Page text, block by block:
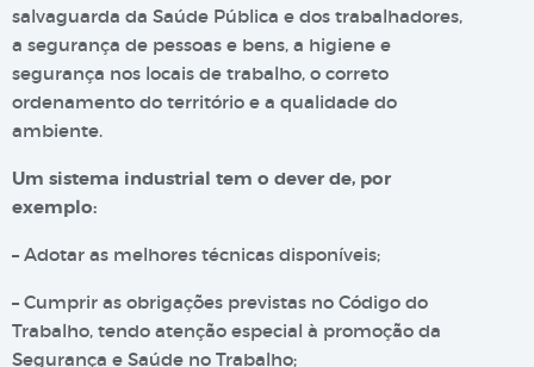
salvaguarda da Saúde Pública e dos trabalhadores,
a segurança de pessoas e bens, a higiene e
segurança nos locais de trabalho, o correto
ordenamento do território e a qualidade do
ambiente.
Um sistema industrial tem o dever de, por
exemplo:
– Adotar as melhores técnicas disponíveis;
– Cumprir as obrigações previstas no Código do
Trabalho, tendo atenção especial à promoção da
Segurança e Saúde no Trabalho;